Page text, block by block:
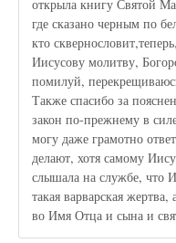
открыла книгу Святой
где сказано черным по
кто
Иисусову молитву,
помилуй,
Также спасибо за
закон по-прежнему в
могу даже грамотно
делают, хотя самому
слышала на службе, что
такая варварская
во Имя Отца и сына и